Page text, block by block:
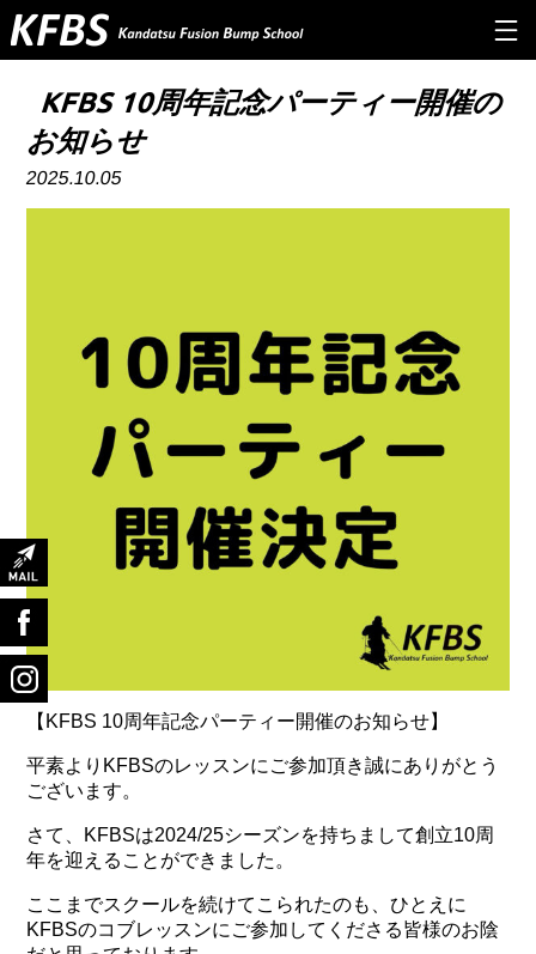
TOP
ABOUT US
PROGRAM
NEWS&INFO
CONTACT
RESERVE
PRIVERCYPOLICY
KFBS 10周年記念パーティー開催の
お知らせ
2025.10.05
【KFBS 10周年記念パーティー開催のお知らせ】
平素よりKFBSのレッスンにご参加頂き誠にありがとう
ございます。
さて、KFBSは2024/25シーズンを持ちまして創立10周
年を迎えることができました。
ここまでスクールを続けてこられたのも、ひとえに
KFBSのコブレッスンにご参加してくださる皆様のお陰